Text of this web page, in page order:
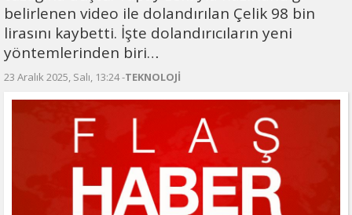
belirlenen video ile dolandırılan Çelik 98 bin
lirasını kaybetti. İşte dolandırıcıların yeni
yöntemlerinden biri…
23 Aralık 2025, Salı, 13:24 -TEKNOLOJİ